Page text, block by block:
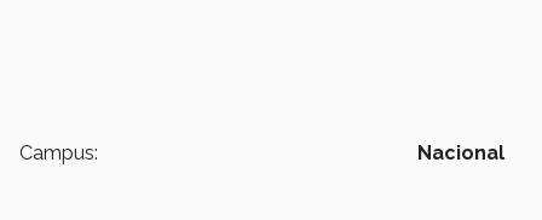
Campus: Nacional